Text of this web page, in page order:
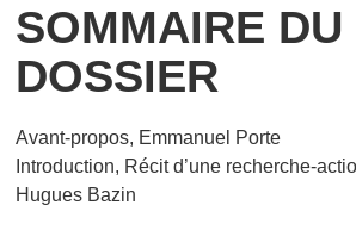
SOMMAIRE DU
DOSSIER
Avant-propos, Emmanuel Porte
Introduction, Récit d’une recherche-
Hugues Bazin